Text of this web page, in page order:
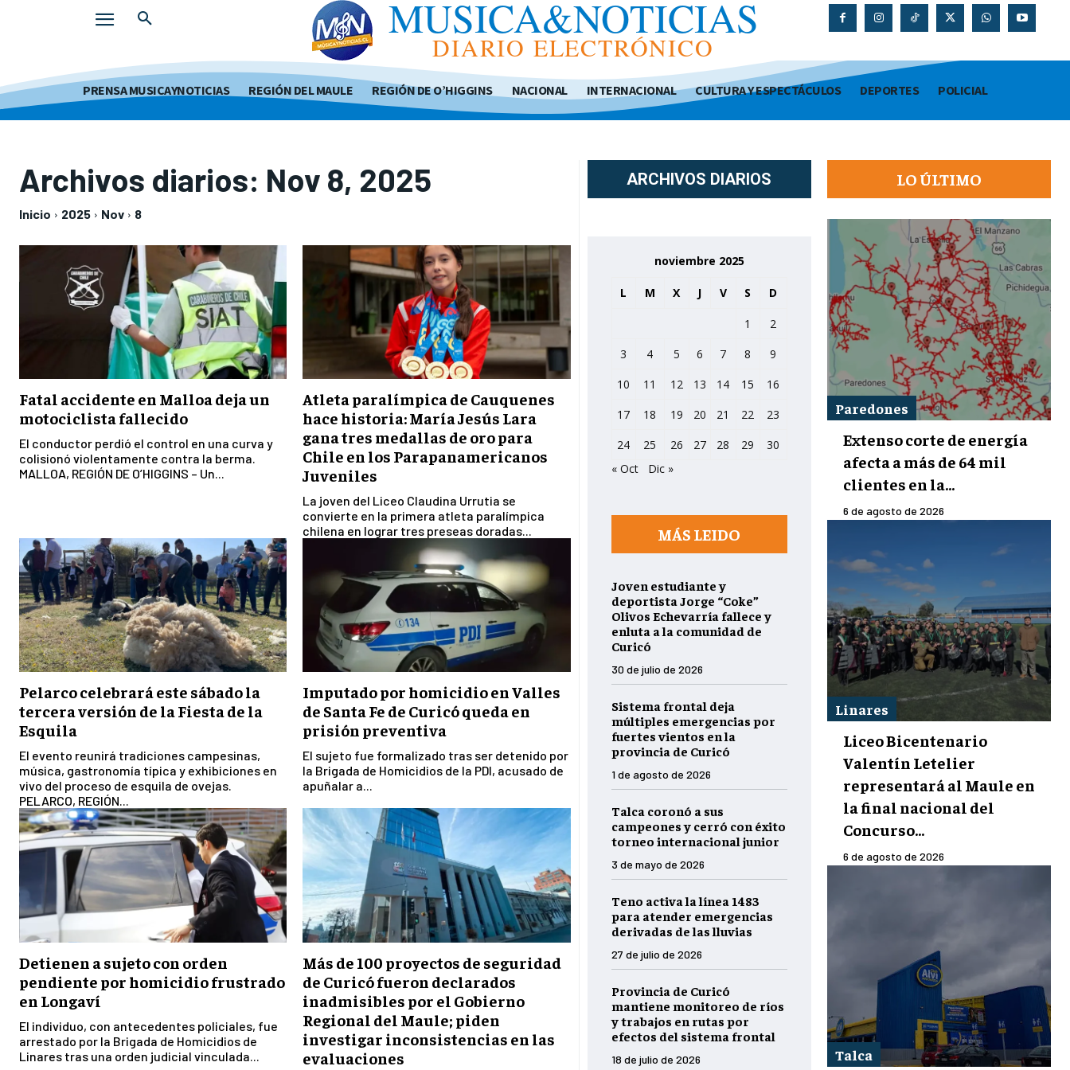
MUSICA&NOTICIAS
DIARIO ELECTRÓNICO
PRENSA MUSICAYNOTICIAS REGIÓN DEL MAULE REGIÓN DE O’HIGGINS NACIONAL INTERNACIONAL CULTURA Y ESPECTÁCULOS DEPORTES POLICIAL
Archivos diarios: Nov 8, 2025
Inicio 2025 Nov 8
Fatal accidente en Malloa deja un
motociclista fallecido
El conductor perdió el control en una curva y
colisionó violentamente contra la berma.
MALLOA, REGIÓN DE O’HIGGINS – Un...
Atleta paralímpica de Cauquenes
hace historia: María Jesús Lara
gana tres medallas de oro para
Chile en los Parapanamericanos
Juveniles
La joven del Liceo Claudina Urrutia se
convierte en la primera atleta paralímpica
chilena en lograr tres preseas doradas...
Pelarco celebrará este sábado la
tercera versión de la Fiesta de la
Esquila
El evento reunirá tradiciones campesinas,
música, gastronomía típica y exhibiciones en
vivo del proceso de esquila de ovejas.
PELARCO, REGIÓN...
Imputado por homicidio en Valles
de Santa Fe de Curicó queda en
prisión preventiva
El sujeto fue formalizado tras ser detenido por
la Brigada de Homicidios de la PDI, acusado de
apuñalar a...
Detienen a sujeto con orden
pendiente por homicidio frustrado
en Longaví
El individuo, con antecedentes policiales, fue
arrestado por la Brigada de Homicidios de
Linares tras una orden judicial vinculada...
Más de 100 proyectos de seguridad
de Curicó fueron declarados
inadmisibles por el Gobierno
Regional del Maule; piden
investigar inconsistencias en las
evaluaciones
ARCHIVOS DIARIOS
noviembre 2025
L M X J V S D
1
2
3
4 5 6 7 8
9
10
11 12 13 14 15
16
17
18 19 20 21 22
23
24
25 26 27 28 29
30
« Oct
Dic »
MÁS LEIDO
Joven estudiante y
deportista Jorge “Coke”
Olivos Echevarría fallece y
enluta a la comunidad de
Curicó
30 de julio de 2026
Sistema frontal deja
múltiples emergencias por
fuertes vientos en la
provincia de Curicó
1 de agosto de 2026
Talca coronó a sus
campeones y cerró con éxito
torneo internacional junior
3 de mayo de 2026
Teno activa la línea 1483
para atender emergencias
derivadas de las lluvias
27 de julio de 2026
Provincia de Curicó
mantiene monitoreo de ríos
y trabajos en rutas por
efectos del sistema frontal
18 de julio de 2026
LO ÚLTIMO
Paredones
Extenso corte de energía
afecta a más de 64 mil
clientes en la...
6 de agosto de 2026
Linares
Liceo Bicentenario
Valentín Letelier
representará al Maule en
la final nacional del
Concurso...
6 de agosto de 2026
Talca